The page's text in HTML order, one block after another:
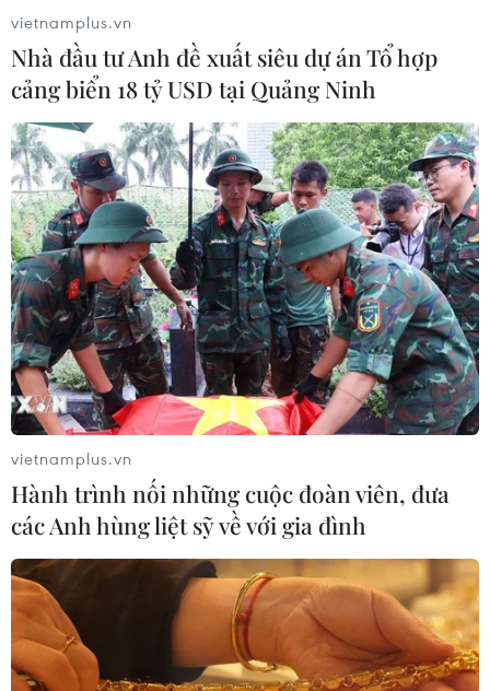
Lâm Đồng: Tai nạn liên hoàn, một người
quốc tịch Pháp bị thương
09/06/2017 09:09
Xe ôtô mang biển kiểm soát 49A-102.61 bị mất lái, đâm
vào xe máy 49F1-190.39 rồi tiếp tục đâm vào cột mốc và
một người đi đường, khiến 2 người bị thương.
vietnamplus.vn
Nhà đầu tư Anh đề xuất siêu dự án Tổ hợp
cảng biển 18 tỷ USD tại Quảng Ninh
vietnamplus.vn
Hành trình nối những cuộc đoàn viên, đưa
các Anh hùng liệt sỹ về với gia đình